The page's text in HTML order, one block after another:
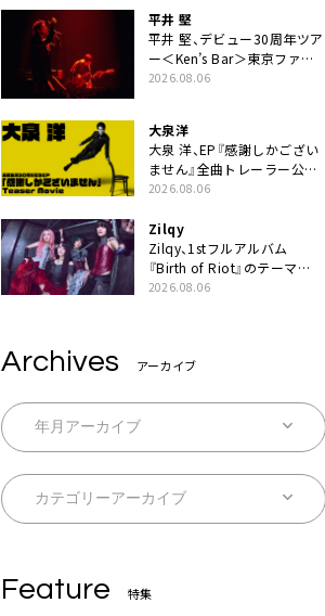
平井 堅
平井 堅、デビュー30周年ツア
ー＜Ken’s Bar＞東京ファイ
ナル公演の映像商品化決定。
2026.08.06
大泉洋
大泉 洋、EP『感謝しかござい
ません』全曲トレーラー公
開。幾田りら書き下ろし曲や
による提供曲のレコーディン
グ映像の一部解禁も
2026.08.06
Zilqy
Zilqy、1stフルアルバム
『Birth of Riot』のテーマ
は“ヘヴィネスと普遍性の両
2026.08.06
Archives アーカイブ
Feature 特集